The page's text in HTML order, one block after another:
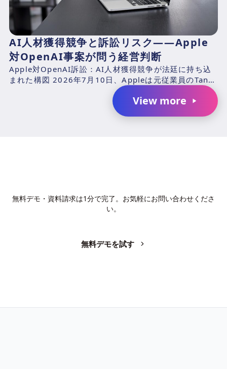
AI人材獲得競争と訴訟リスク――Apple
対OpenAI事案が問う経営判断
Apple対OpenAI訴訟：AI人材獲得競争が法廷に持ち込
まれた構図 2026年7月10日、Appleは元従業員のTang
View more
無料デモ・資料請求は1分で完了。お気軽にお問い合わせくださ
い。
無料デモを試す